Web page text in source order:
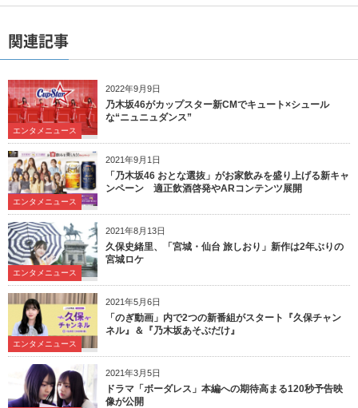
関連記事
2022年9月9日
エンタメニュース
乃木坂46がカップスター新CMでキュート×シュール
な“ニュニュダンス”
2021年9月1日
エンタメニュース
「乃木坂46 おとな選抜」がお家飲みを盛り上げる新キャ
ンペーン 適正飲酒啓発やARコンテンツ展開
2021年8月13日
エンタメニュース
久保史緒里、「宮城・仙台 旅しおり」新作は2年ぶりの
宮城ロケ
2021年5月6日
エンタメニュース
「のぎ動画」内で2つの新番組がスタート『久保チャン
ネル』＆『乃木坂あそぶだけ』
2021年3月5日
ドラマ「ボーダレス」本編への期待高まる120秒予告映
像が公開